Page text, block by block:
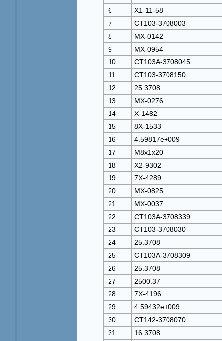
6
Х1-11-58
7
СТ103-3708003
8
МХ-0142
9
МХ-0954
10
СТ103А-3708045
11
СТ103-3708150
12
25.3708
13
МХ-0276
14
Х-1482
15
8Х-1533
16
4.59817e+009
17
М8х1х20
18
Х2-9302
19
7Х-4289
20
МХ-0825
21
МХ-0037
22
СТ103А-3708339
23
СТ103-3708030
24
25.3708
25
СТ103А-3708309
26
25.3708
27
2500.37
28
7Х-4196
29
4.59432e+009
30
СТ142-3708070
31
16.3708